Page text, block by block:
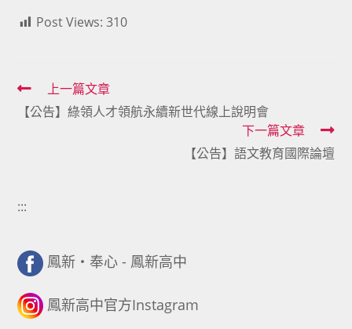
Post Views: 310
Read
more
上一篇文章
【公告】綠領人才領航永續新世代線上說明會
下一篇文章
【公告】語文教育國際論壇
:::
鳳新・奉心 - 鳳新高中
鳳新高中官方Instagram